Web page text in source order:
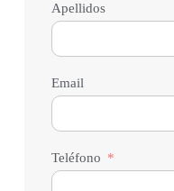
Apellidos
Email
Teléfono